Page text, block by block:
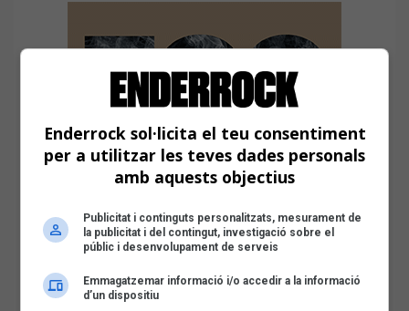
Enderrock sol·licita el teu consentiment
per a utilitzar les teves dades personals
amb aquests objectius
Publicitat i continguts personalitzats, mesurament de
la publicitat i del contingut, investigació sobre el
públic i desenvolupament de serveis
Emmagatzemar informació i/o accedir a la informació
d’un dispositiu